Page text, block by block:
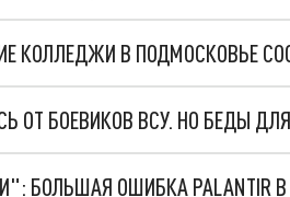
КОЛЛЕДЖИ В ПОДМОСКОВЬЕ
ОТ БОЕВИКОВ ВСУ. НО БЕДЫ